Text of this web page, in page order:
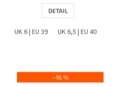
UK 5 | EU 38 UK 6 | EU 39 UK 6,5 |
DETAIL
UK 6 | EU 39 UK 6,5 | EU 40
–16 %